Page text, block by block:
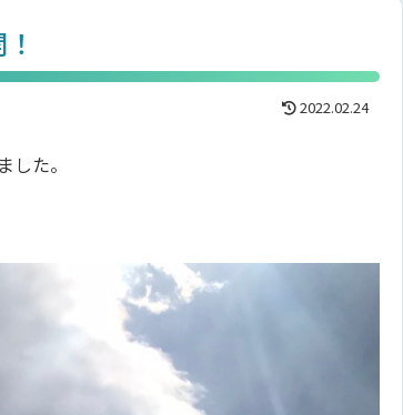
2022.02.24
た。